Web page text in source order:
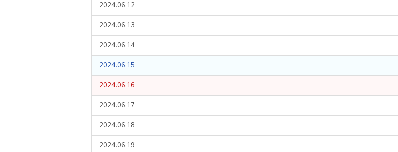
2024.06.12
2024.06.13
2024.06.14
2024.06.15
2024.06.16
2024.06.17
2024.06.18
2024.06.19